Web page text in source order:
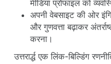
मीडिया प्रोफाइल को
अपनी वेबसाइट की ओर
और गुणवत्ता बढ़ाकर
करना।
उत्तरार्द्ध एक लिंक-बिल्डिंग